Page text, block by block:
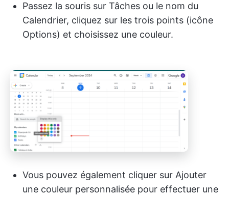
Passez la souris sur Tâches ou le nom du
Calendrier, cliquez sur les trois points (icône
Options) et choisissez une couleur.
Vous pouvez également cliquer sur Ajouter
une couleur personnalisée pour effectuer une